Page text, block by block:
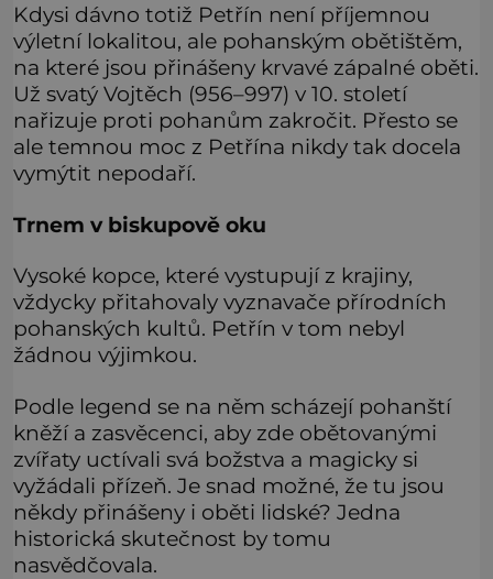
Kdysi dávno totiž Petřín není příjemnou
výletní lokalitou, ale pohanským obětištěm,
na které jsou přinášeny krvavé zápalné oběti.
Už svatý Vojtěch (956–997) v 10. století
nařizuje proti pohanům zakročit. Přesto se
ale temnou moc z Petřína nikdy tak docela
vymýtit nepodaří.
Trnem v biskupově oku
Vysoké kopce, které vystupují z krajiny,
vždycky přitahovaly vyznavače přírodních
pohanských kultů. Petřín v tom nebyl
žádnou výjimkou.
Podle legend se na něm scházejí pohanští
kněží a zasvěcenci, aby zde obětovanými
zvířaty uctívali svá božstva a magicky si
vyžádali přízeň. Je snad možné, že tu jsou
někdy přinášeny i oběti lidské? Jedna
historická skutečnost by tomu
nasvědčovala.